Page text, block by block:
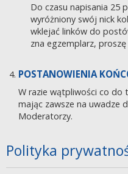
Do czasu napisania 25
wyróżniony swój nick
wklejać linków do
zna egzemplarz, proszę
POSTANOWIENIA
W razie wątpliwości co do
mając zawsze na uwadze
Moderatorzy.
Polityka